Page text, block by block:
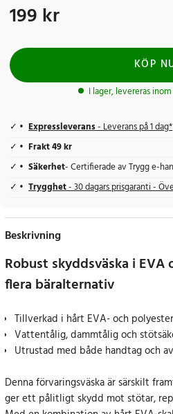
Pris:199 kr
199 kr
KÖP
I lager, levereras
Expressleverans- Leverans på 1 dag*
Frakt 49 kr
Säkerhet- Certifierade av Trygg e-
Trygghet- 30 dagars prisgaranti -
Beskrivning
Robust skyddsväska i
flera bäralternativ
Tillverkad i hårt EVA- och
Vattentålig, dammtålig och
Utrustad med både handtag och
Denna förvaringsväska är särskilt
ger ett pålitligt skydd mot stötar,